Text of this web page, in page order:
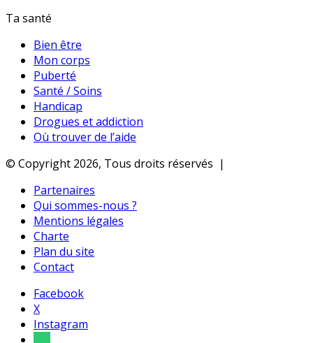
Ta santé
Bien être
Mon corps
Puberté
Santé / Soins
Handicap
Drogues et addiction
Où trouver de l’aide
© Copyright 2026, Tous droits réservés |
Partenaires
Qui sommes-nous ?
Mentions légales
Charte
Plan du site
Contact
Facebook
X
Instagram